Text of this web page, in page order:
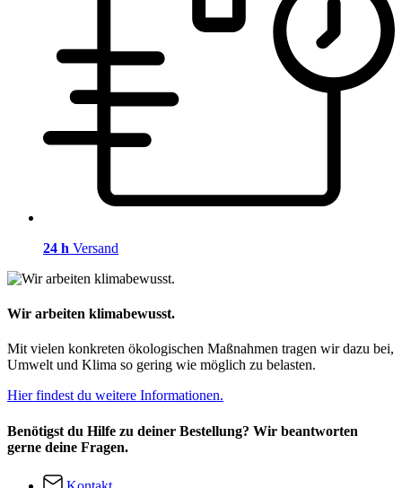
24 h Versand
Wir arbeiten klimabewusst.
Mit vielen konkreten ökologischen Maßnahmen tragen wir dazu bei,
Umwelt und Klima so gering wie möglich zu belasten.
Hier findest du weitere Informationen.
Benötigst du Hilfe zu deiner Bestellung? Wir beantworten
gerne deine Fragen.